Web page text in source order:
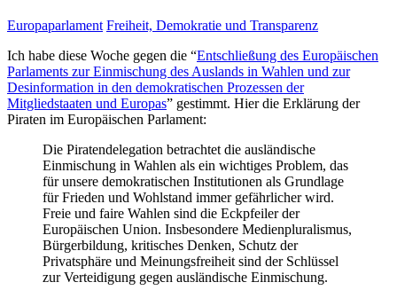
Europaparlament Freiheit, Demokratie und Transparenz
Ich habe diese Woche gegen die “Entschließung des Europäischen
Parlaments zur Einmischung des Auslands in Wahlen und zur
Desinformation in den demokratischen Prozessen der
Mitgliedstaaten und Europas” gestimmt. Hier die Erklärung der
Piraten im Europäischen Parlament:
Die Piratendelegation betrachtet die ausländische
Einmischung in Wahlen als ein wichtiges Problem, das
für unsere demokratischen Institutionen als Grundlage
für Frieden und Wohlstand immer gefährlicher wird.
Freie und faire Wahlen sind die Eckpfeiler der
Europäischen Union. Insbesondere Medienpluralismus,
Bürgerbildung, kritisches Denken, Schutz der
Privatsphäre und Meinungsfreiheit sind der Schlüssel
zur Verteidigung gegen ausländische Einmischung.